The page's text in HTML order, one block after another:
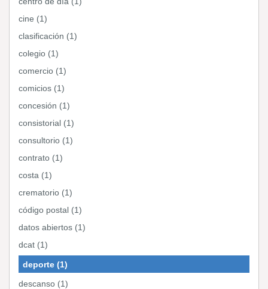
cine (1)
clasificación (1)
colegio (1)
comercio (1)
comicios (1)
concesión (1)
consistorial (1)
consultorio (1)
contrato (1)
costa (1)
crematorio (1)
código postal (1)
datos abiertos (1)
dcat (1)
deporte (1)
descanso (1)